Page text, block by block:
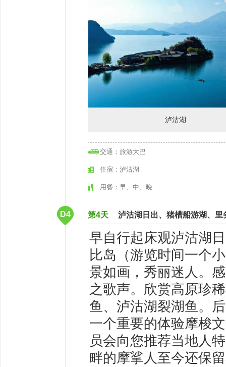
泸沽湖
交通：旅游大巴
住宿：泸沽湖
用餐：早、中、晚
D4 第4天 泸沽湖日出、猪槽船游湖、
早自行起床观泸沽湖
比岛（游览时间一个
景如画，秀丽迷人。
之歌声。欣赏高原珍
鱼、泸沽湖裂湖鱼。
一个重要的体验摩梭
员会向您推荐当地人
畔的摩挲人至今还保